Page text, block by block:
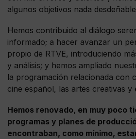
algunos objetivos nada
Hemos contribuido al diálogo
informado; a hacer avanzar un
propio de RTVE, introduciendo
y análisis; y hemos ampliado
la programación relacionada con
cine español, las artes creativas y
Hemos renovado, en muy poco
programas y planes de
encontraban, como mínimo,